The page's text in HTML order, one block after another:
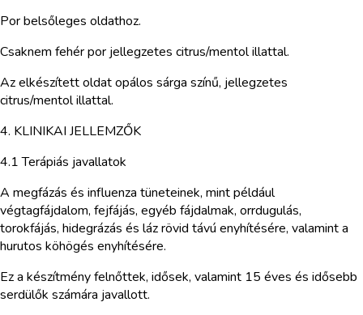
Por belsőleges oldathoz.
Csaknem fehér por jellegzetes citrus/mentol illattal.
Az elkészített oldat opálos sárga színű, jellegzetes
citrus/mentol illattal.
4. KLINIKAI JELLEMZŐK
4.1 Terápiás javallatok
A megfázás és influenza tüneteinek, mint például
végtagfájdalom, fejfájás, egyéb fájdalmak, orrdugulás,
torokfájás, hidegrázás és láz rövid távú enyhítésére, valamint a
hurutos köhögés enyhítésére.
Ez a készítmény felnőttek, idősek, valamint 15 éves és idősebb
serdülők számára javallott.